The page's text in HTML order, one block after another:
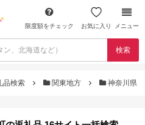
限度額をチェック お気に入り メニュー
検索
品検索 関東地方 神奈川県